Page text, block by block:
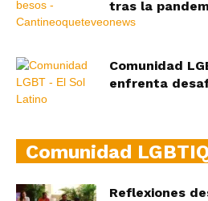
tras la
Comunidad
enfrenta
Comunidad LGBTIQ
Reflexiones